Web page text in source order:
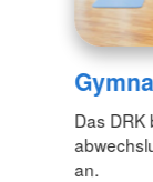
Das DRK
an.